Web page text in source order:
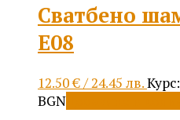
Сватбено
Е08
12.50€/ 24.45 лв.
BGN